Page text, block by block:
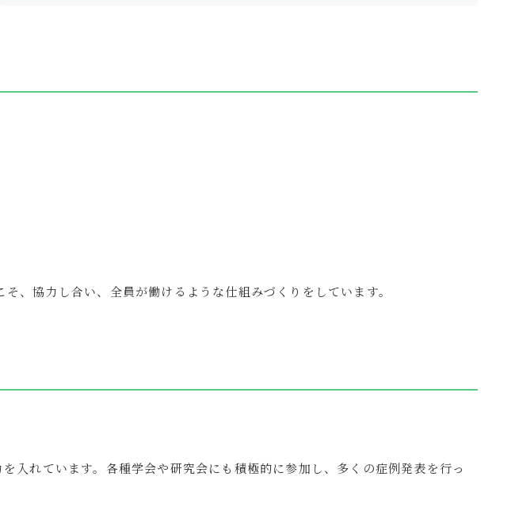
、協力し合い、全員が働けるような仕組みづくりをしています。
入れています。各種学会や研究会にも積極的に参加し、多くの症例発表を行っ